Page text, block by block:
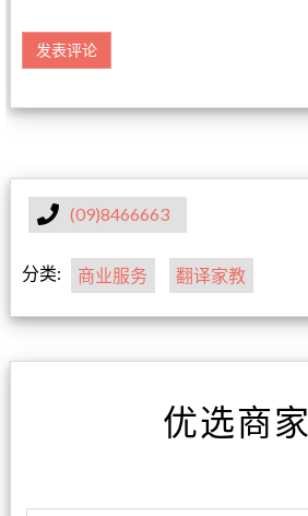
(09)8466663
分类: 商业服务 翻译家教
优选商家